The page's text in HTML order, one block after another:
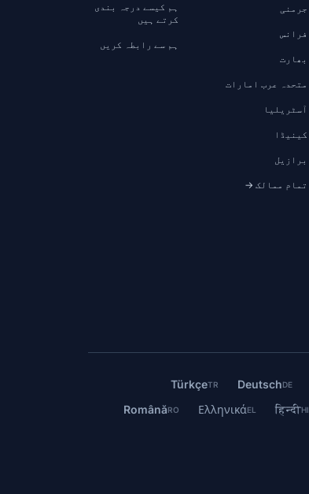
جرمنی
فرانس
بھارت
متحدہ عرب امارات
آسٹریلیا
کینیڈا
برازیل
تمام ممالک →
ہم کیسے درجہ بندی
کرتے ہیں
ہم سے رابطہ کریں
DE
Deutsch
TR
Türkçe
HI
हिन्दी
EL
Ελληνικά
RO
Română